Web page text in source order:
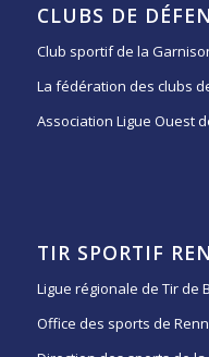
CLUBS DE
Club sportif de la
La fédération des clubs
Association Ligue Ouest
TIR SPORTIF
Ligue régionale de Tir de
Office des sports de